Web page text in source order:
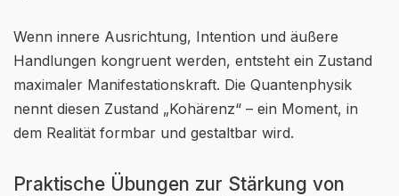
Wenn innere Ausrichtung, Intention und äußere
Handlungen kongruent werden, entsteht ein Zustand
maximaler Manifestationskraft. Die Quantenphysik
nennt diesen Zustand „Kohärenz“ – ein Moment, in
dem Realität formbar und gestaltbar wird.
Praktische Übungen zur Stärkung von